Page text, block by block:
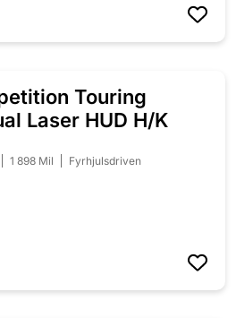
NYINKOMMEN
Touring
Laser HUD H/K
1 898 Mil Fyrhjulsdriven